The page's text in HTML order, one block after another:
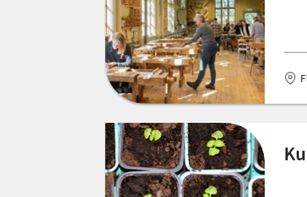
Nybro
Nyköping
Offerdal
Rimforsa
Ronneby